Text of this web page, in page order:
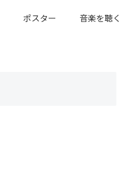
ポスター 音楽を聴く